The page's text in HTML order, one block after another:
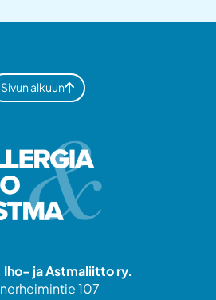
Sivun alkuun
ja Astmaliitto ry.
107